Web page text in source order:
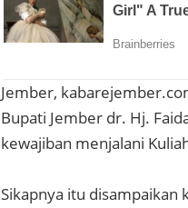
Jember,
Bupati Jember dr. Hj.
kewajiban menjalani
Sikapnya itu